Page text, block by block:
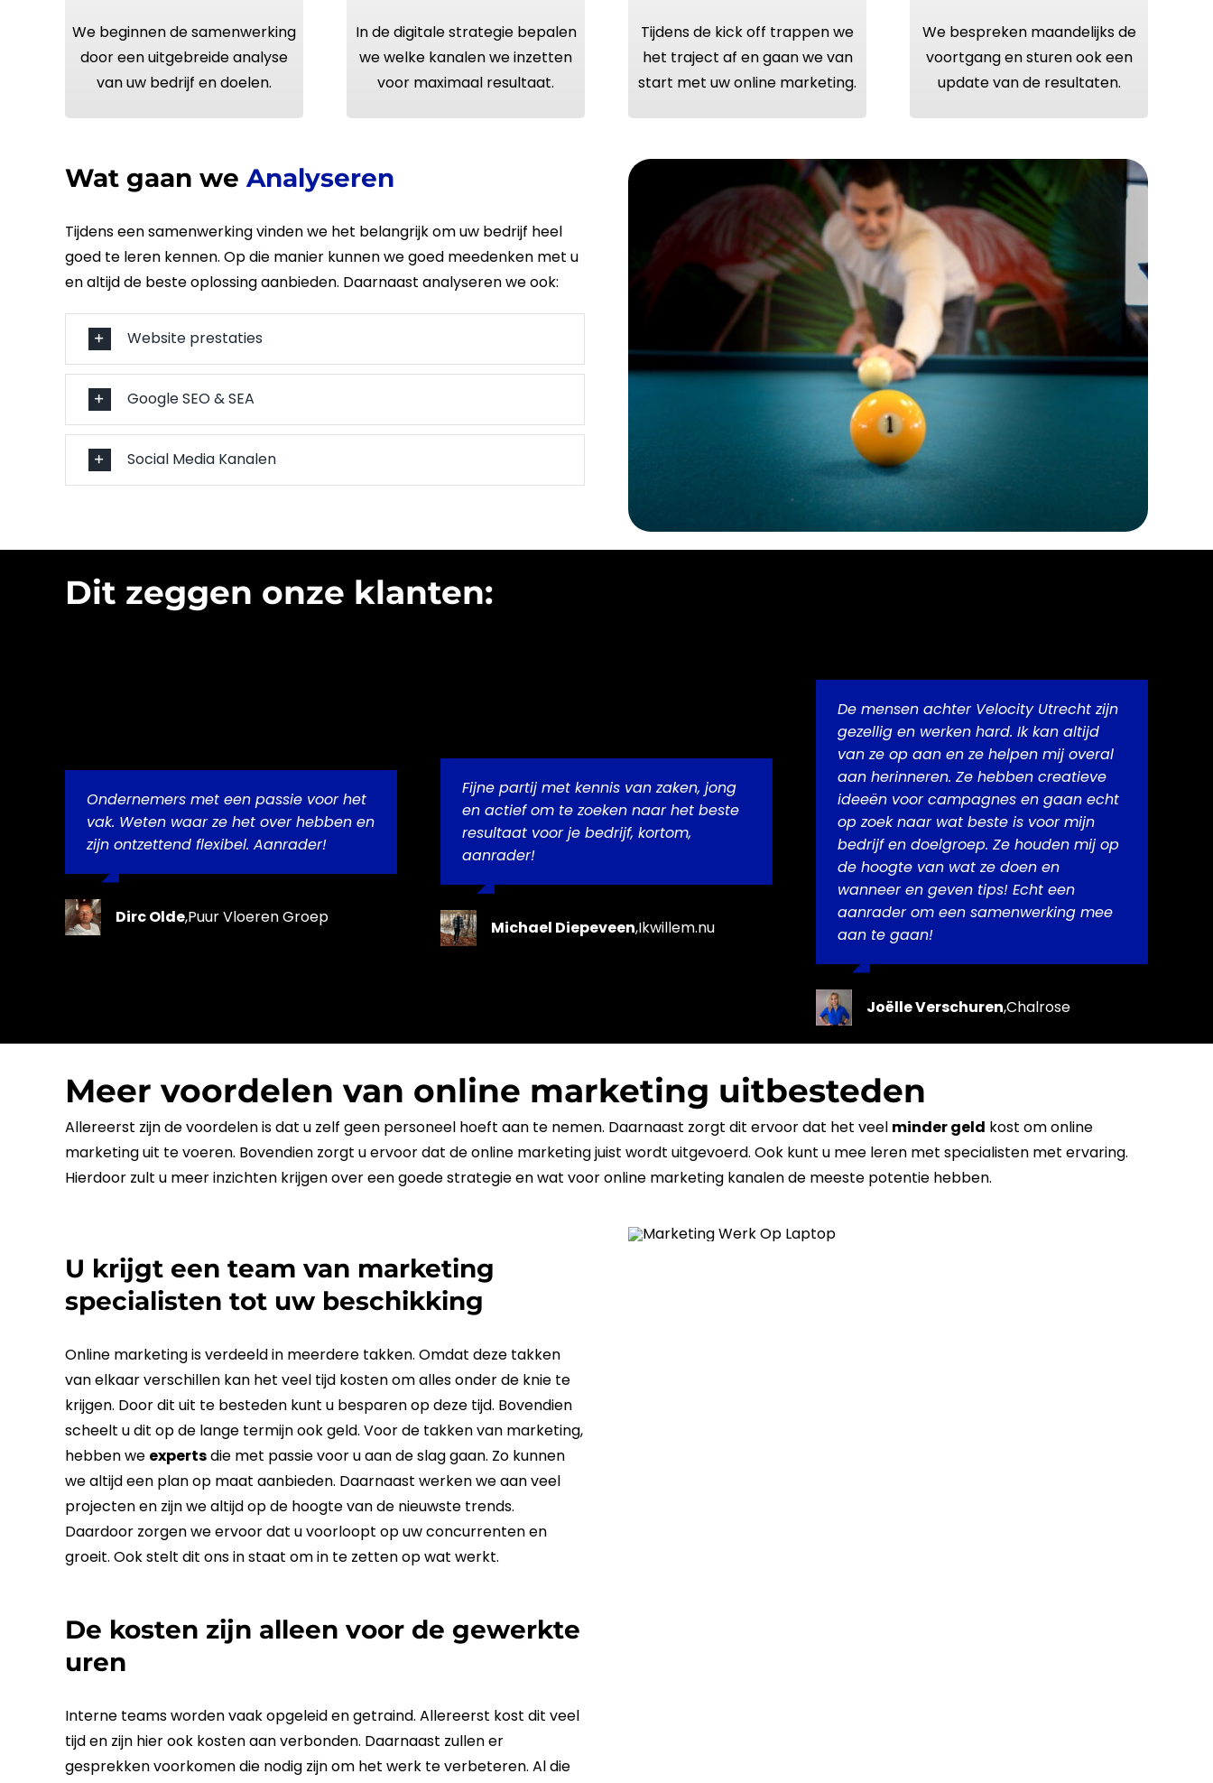
We beginnen de samenwerking
door een uitgebreide analyse
van uw bedrijf en doelen.
In de digitale strategie bepalen
we welke kanalen we inzetten
voor maximaal resultaat.
Tijdens de kick off trappen we
het traject af en gaan we van
start met uwonline marketing.
We bespreken maandelijks de
voortgang en sturen ook een
update van de resultaten.
Wat gaan we Analyseren
Tijdens een samenwerking vinden we het belangrijk om uw bedrijf heel
goed te leren kennen. Op die manier kunnen we goed meedenken met u
en altijd de beste oplossing aanbieden. Daarnaast analyseren we ook:
Website prestaties
Google SEO & SEA
Social Media Kanalen
Dit zeggen onze klanten:
Ondernemers met een passie voor het
vak. Weten waar ze het over hebben en
zijn ontzettend flexibel. Aanrader!
Dirc Olde,Puur Vloeren Groep
Fijne partij met kennis van zaken, jong
en actief om te zoeken naar het beste
resultaat voor je bedrijf, kortom,
aanrader!
Michael Diepeveen,Ikwillem.nu
De mensen achter Velocity Utrecht zijn
gezellig en werken hard. Ik kan altijd
van ze op aan en ze helpen mij overal
aan herinneren. Ze hebben creatieve
ideeën voor campagnes en gaan echt
op zoek naar wat beste is voor mijn
bedrijfen doelgroep. Ze houden mij op
de hoogte van wat ze doen en
wanneer en geven tips! Echt een
aanrader om een samenwerking mee
aan te gaan!
Joëlle Verschuren,Chalrose
Meer voordelen van online marketing uitbesteden
Allereerst zijn de voordelen is dat u zelf geen personeel hoeft aan te nemen. Daarnaast zorgt dit ervoor dat het veel minder geld kost omonline
marketinguit te voeren. Bovendien zorgt u ervoor dat deonline marketingjuist wordt uitgevoerd. Ook kunt u mee leren met specialisten met ervaring.
Hierdoor zult u meer inzichten krijgen over een goede strategie en wat vooronline marketingkanalen de meeste potentie hebben.
U krijgt een team van marketing
specialisten tot uw beschikking
Online marketingis verdeeld in meerdere takken. Omdat deze takken
van elkaar verschillen kan het veel tijd kosten om alles onder de knie te
krijgen. Door dit uit te besteden kunt u besparen op deze tijd. Bovendien
scheelt u dit op de lange termijn ook geld. Voor de takken van marketing,
hebben we expertsdie met passie voor u aan de slag gaan. Zo kunnen
we altijd een plan op maat aanbieden. Daarnaast werken we aan veel
projecten en zijn we altijd op de hoogte van de nieuwste trends.
Daardoor zorgen we ervoor dat u voorloopt op uw concurrenten en
groeit. Ook stelt dit ons in staat om in te zetten op wat werkt.
De kosten zijn alleen voor de gewerkte
uren
Interne teams worden vaak opgeleid en getraind. Allereerst kost dit veel
tijd en zijn hier ook kosten aan verbonden. Daarnaast zullen er
gesprekken voorkomen die nodig zijn om het werk te verbeteren. Al die